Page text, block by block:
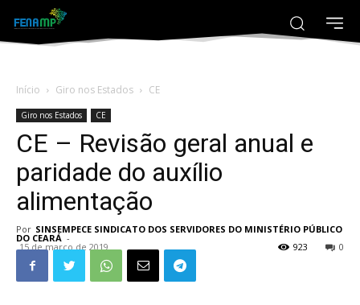
Início Giro nos Estados CE
Giro nos Estados CE
CE – Revisão geral anual e
paridade do auxílio
alimentação
Por SINSEMPECE SINDICATO DOS SERVIDORES DO MINISTÉRIO PÚBLICO
DO CEARÁ -
15 de março de 2019 0
923